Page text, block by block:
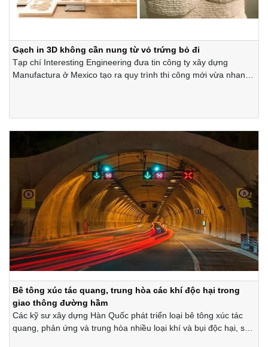
Gạch in 3D không cần nung từ vỏ trứng bỏ đi
Tạp chí Interesting Engineering đưa tin công ty xây dựng
Manufactura ở Mexico tạo ra quy trình thi công mới vừa nhanh
Bê tông xúc tác quang, trung hòa các khí độc hại trong
giao thông đường hầm
Các kỹ sư xây dựng Hàn Quốc phát triển loại bê tông xúc tác
quang, phản ứng và trung hòa nhiều loại khí và bụi độc hại, sản